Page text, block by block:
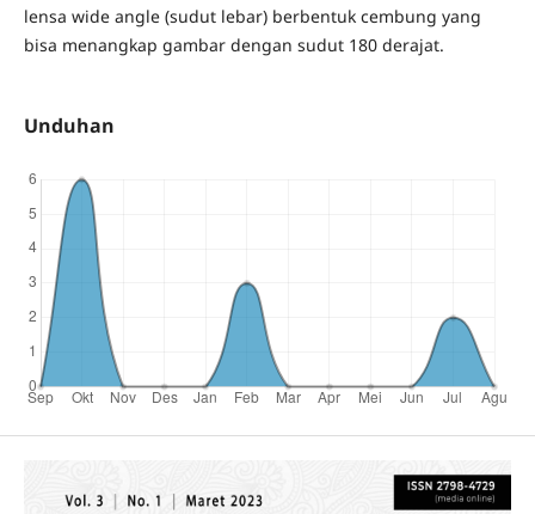
lensa wide angle (sudut lebar) berbentuk cembung yang
bisa menangkap gambar dengan sudut 180 derajat.
Unduhan